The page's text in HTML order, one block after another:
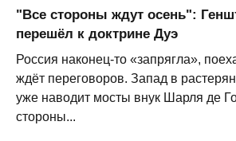
"Все стороны ждут осень":
перешёл к доктрине Дуэ
Россия наконец-то «запрягла»,
ждёт переговоров. Запад в
уже наводит мосты внук Шарля де
стороны...